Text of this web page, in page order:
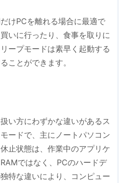
けPCを離れる場合に最適で
いに行ったり、食事を取りに
ープモードは素早く起動する
ことができます。
い方にわずかな違いがあるス
ードで、主にノートパソコン
止状態は、作業中のアプリケ
ではなく、PCのハードデ
特な違いにより、コンピュー